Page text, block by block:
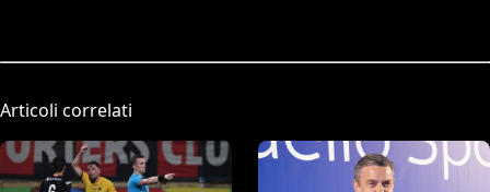
Articoli correlati